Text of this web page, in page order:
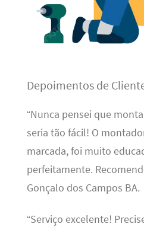
Depoimentos de
“Nunca pensei que
seria tão fácil! O
marcada, foi muito
perfeitamente.
Gonçalo dos Campos BA.
“Serviço excelente!